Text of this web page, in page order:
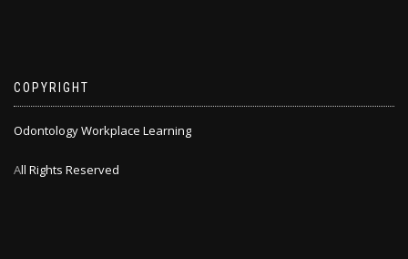
COPYRIGHT
Odontology Workplace Learning
All Rights Reserved